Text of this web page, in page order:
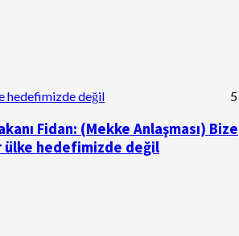
hedefimizde değil 5
Fidan: (Mekke Anlaşması) Bize
ülke hedefimizde değil